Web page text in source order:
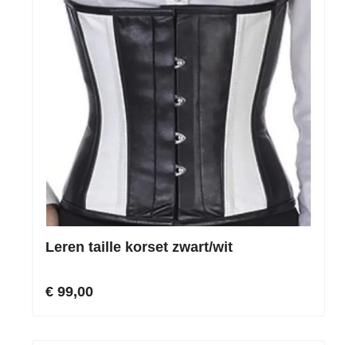
Leren taille korset zwart/wit
€ 99,00